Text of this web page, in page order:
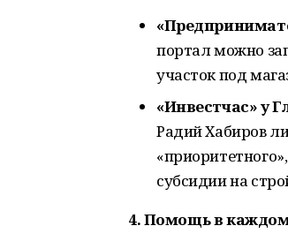
портал можно
участок под
«Инвестчас» у
Радий Хабиров
субсидии на
4. Помощь в